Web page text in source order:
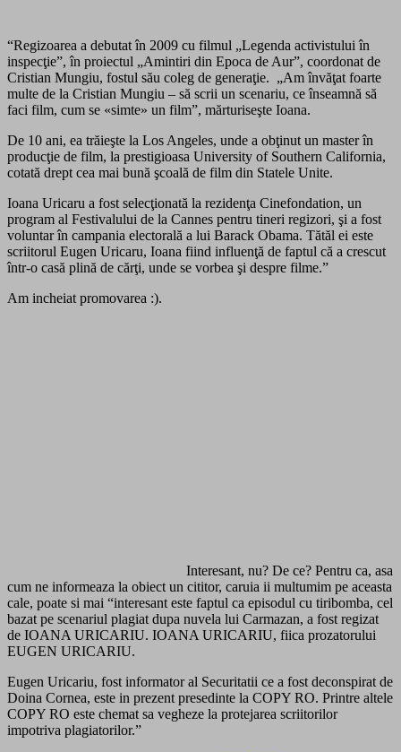
“Regizoarea a debutat în 2009 cu filmul „Legenda activistului în
inspecţie”, în proiectul „Amintiri din Epoca de Aur”, coordonat de
Cristian Mungiu, fostul său coleg de generaţie. „Am învăţat foarte
multe de la Cristian Mungiu – să scrii un scenariu, ce înseamnă să
faci film, cum se «simte» un film”, mărturiseşte Ioana.
De 10 ani, ea trăieşte la Los Angeles, unde a obţinut un master în
producţie de film, la prestigioasa University of Southern California,
cotată drept cea mai bună şcoală de film din Statele Unite.
Ioana Uricaru a fost selecţionată la rezidenţa Cinefondation, un
program al Festivalului de la Cannes pentru tineri regizori, şi a fost
voluntar în campania electorală a lui Barack Obama. Tătăl ei este
scriitorul Eugen Uricaru, Ioana fiind influenţă de faptul că a crescut
într-o casă plină de cărţi, unde se vorbea şi despre filme.”
Am incheiat promovarea :).
Interesant, nu? De ce? Pentru ca, asa
cum ne informeaza la obiect un cititor, caruia ii multumim pe aceasta
cale, poate si mai “interesant este faptul ca episodul cu tiribomba, cel
bazat pe scenariul plagiat dupa nuvela lui Carmazan, a fost regizat
de IOANA URICARIU. IOANA URICARIU, fiica prozatorului
EUGEN URICARIU.
Eugen Uricariu, fost informator al Securitatii ce a fost deconspirat de
Doina Cornea, este in prezent presedinte la COPY RO. Printre altele
COPY RO este chemat sa vegheze la protejarea scriitorilor
impotriva plagiatorilor.”